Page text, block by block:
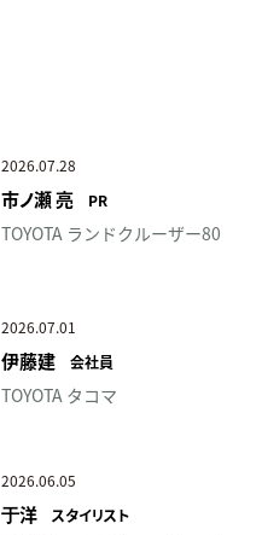
2026.07.28
市ノ瀬 亮 PR
TOYOTA ランドクルーザー80
2026.07.01
伊藤建 会社員
TOYOTA タコマ
2026.06.05
于洋 スタイリスト